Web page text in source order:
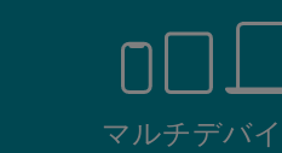
マルチデバ